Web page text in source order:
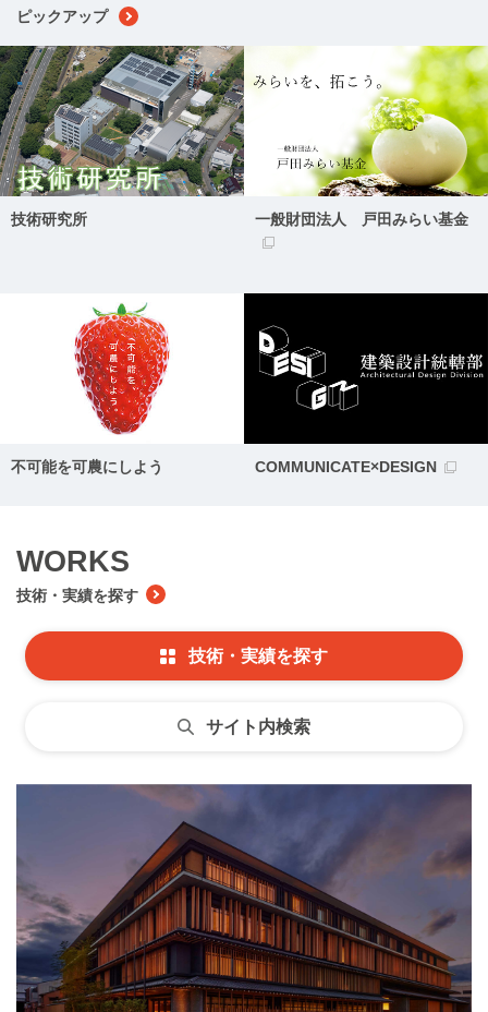
ピックアップ
技術研究所 一般財団法人 戸田みらい基金
不可能を可農にしよう COMMUNICATE×DESIGN
WORKS
技術・実績を探す
技術・実績を探す
サイト内検索